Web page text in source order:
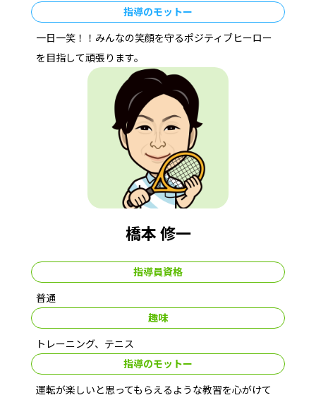
指導のモットー
一日一笑！！みんなの笑顔を守るポジティブヒーロー
を目指して頑張ります。
橋本 修一
指導員資格
普通
趣味
トレーニング、テニス
指導のモットー
運転が楽しいと思ってもらえるような教習を心がけて